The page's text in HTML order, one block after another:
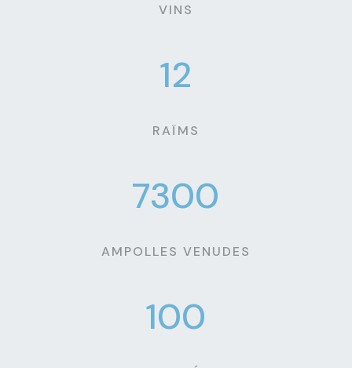
VINS
12
RAÏMS
7300
AMPOLLES VENUDES
100